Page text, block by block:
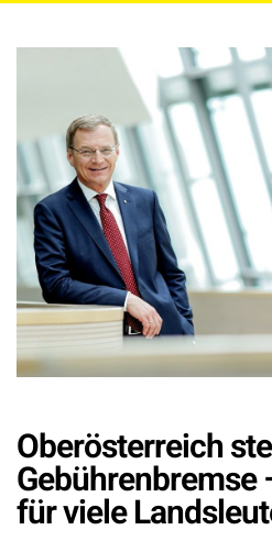
Oberösterreich
Gebührenbremse
für viele